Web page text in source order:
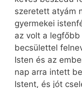
szeretett atyám
gyermekei
az volt a
becsülettel
Isten és az
nap arra intett
Istent, és jót